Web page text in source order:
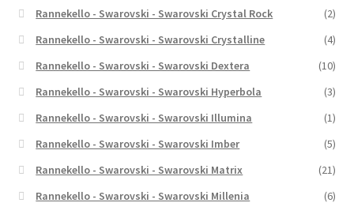
Rannekello - Swarovski - Swarovski Crystal Rock
(2)
Rannekello - Swarovski - Swarovski Crystalline
(4)
Rannekello - Swarovski - Swarovski Dextera
(10)
Rannekello - Swarovski - Swarovski Hyperbola
(3)
Rannekello - Swarovski - Swarovski Illumina
(1)
Rannekello - Swarovski - Swarovski Imber
(5)
Rannekello - Swarovski - Swarovski Matrix
(21)
Rannekello - Swarovski - Swarovski Millenia
(6)